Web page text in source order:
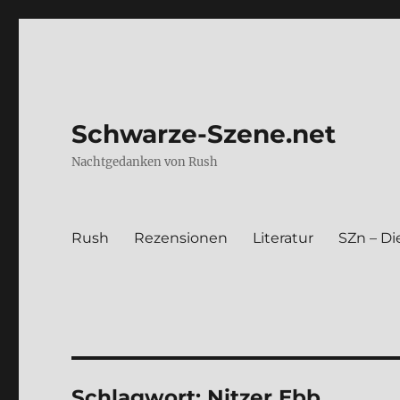
Schwarze-Szene.net
Nachtgedanken von Rush
Rush Rezen­sio­nen Lite­ra­tur SZn –